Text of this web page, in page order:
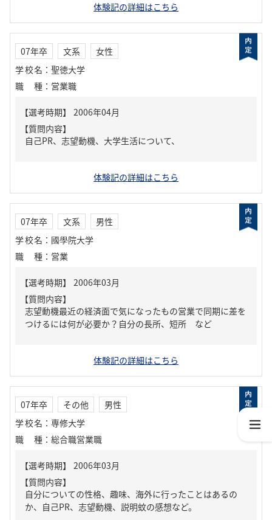
体験記の詳細はこちら
07年卒 文系
女性
学校名 ： 聖徳大学
職種 ： 営業職
【質問内容】
自己PR、志望動機、大学生活について、
体験記の詳細はこちら
07年卒 文系
男性
学校名 ： 國學院大学
職種 ： 営業
【質問内容】
志望動機最近の経済面で気になったもの営業で同期に差を
つけるには何が必要か？自分の長所、短所 など
体験記の詳細はこちら
07年卒 その他
男性
学校名 ： 専修大学
職種 ： 総合職営業職
【質問内容】
自分についての性格、趣味、海外に行ったことはあるの
か、自己PR、志望動機、説明蚊の感想など。